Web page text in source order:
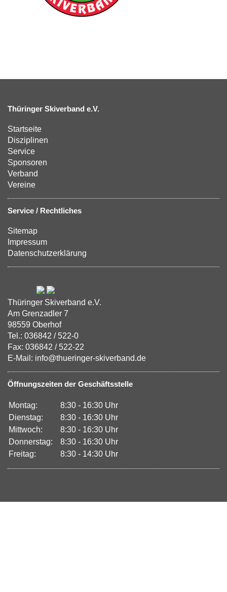
Thüringer Skiverband e.V.
Startseite
Disziplinen
Service
Sponsoren
Verband
Vereine
Service / Rechtliches
Sitemap
Impressum
Datenschutzerklärung
Thüringer Skiverband e.V.
Am Grenzadler 7
98559 Oberhof
Tel.: 036842 / 522-0
Fax: 036842 / 522-22
E-Mail: info@thueringer-skiverband.de
Öffnungszeiten der Geschäftsstelle
Montag:
8:30 - 16:30 Uhr
Dienstag:
8:30 - 16:30 Uhr
Mittwoch:
8:30 - 16:30 Uhr
Donnerstag:
8:30 - 16:30 Uhr
Freitag:
8:30 - 14:30 Uhr